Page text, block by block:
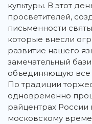
культуры. В этот
просветителей,
письменности
которые внесли
развитие нашего
замечательный
объединяющую все
По традиции
одновременно
райцентрах России
московскому